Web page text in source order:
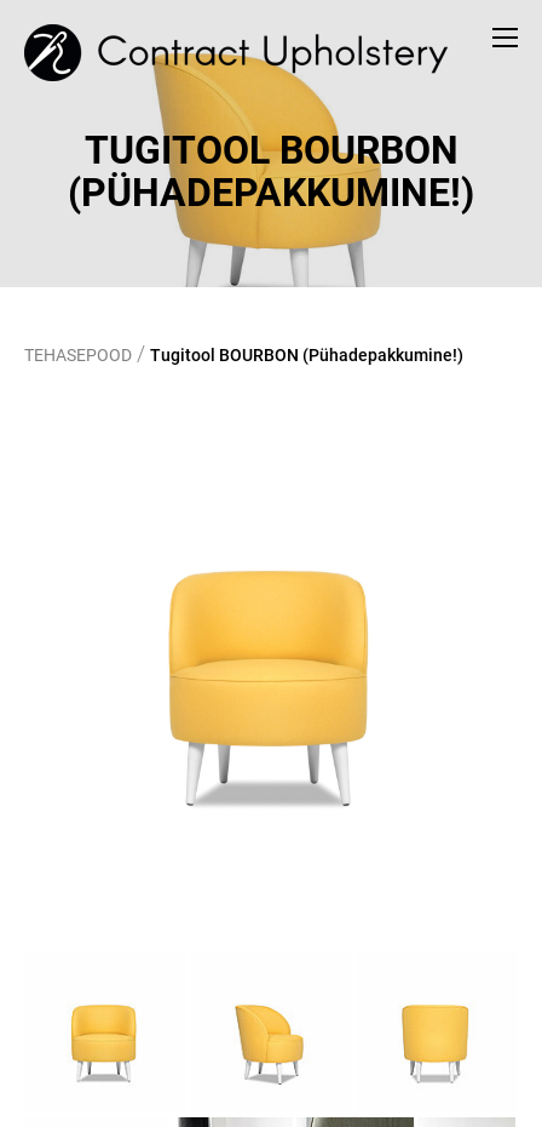
TUGITOOL BOURBON
(PÜHADEPAKKUMINE!)
TEHASEPOOD / Tugitool BOURBON (Pühadepakkumine!)